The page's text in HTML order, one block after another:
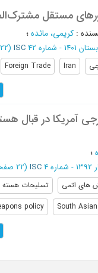
مستقل
: کریمی، مائده؛
1401 - شماره 42 ISC (‎22 صفحه -
Iran
Foreign Trade
آمریکا در قبال
؛
4
ISC (‎22 صفحه -
های اتمی تسلیحات هسته
South
policy